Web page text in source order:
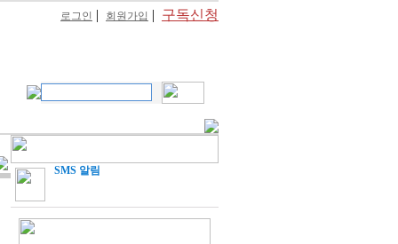
로그인 | 회원가입 | 구독신청
SMS 알림